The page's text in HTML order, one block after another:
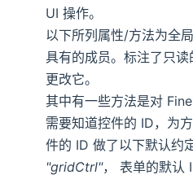
UI 操作。
以下所列属性/方法为全
具有的成员。标注了只
更改它。
其中有一些方法是对
需要知道控件的 ID，为方
件的 ID 做了以下默认约
"gridCtrl"， 表单的默认